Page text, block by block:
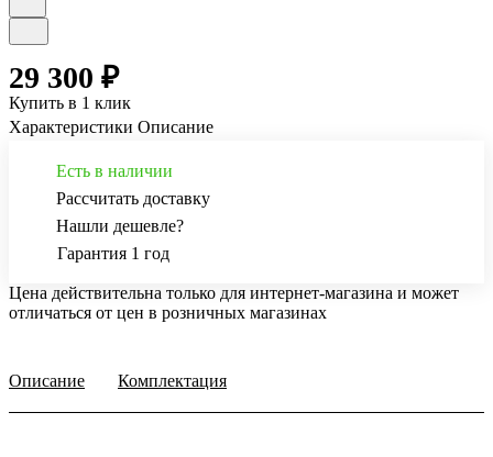
29 300 ₽
Купить в 1 клик
Характеристики Описание
Есть в наличии
Рассчитать доставку
Нашли дешевле?
Гарантия 1 год
Цена действительна только для интернет-магазина и может
отличаться от цен в розничных магазинах
Описание Комплектация